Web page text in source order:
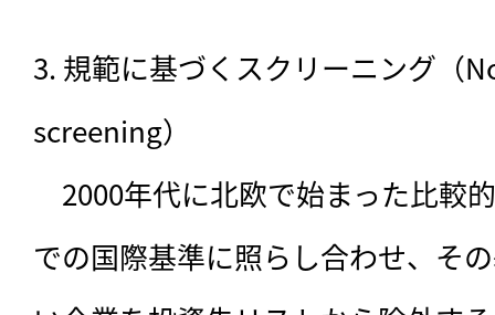
3. 規範に基づくスクリーニング（
screening）
2000年代に北欧で始まった比較
での国際基準に照らし合わせ、そ